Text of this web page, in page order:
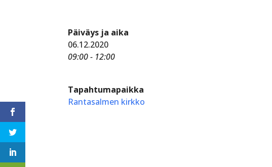
Päiväys ja aika
06.12.2020
09:00 - 12:00
Tapahtumapaikka
Rantasalmen kirkko